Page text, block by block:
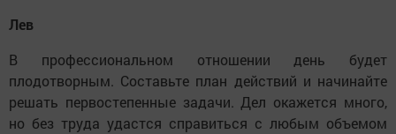
Лев
В профессиональном отношении день будет
плодотворным. Составьте план действий и начинайте
решать первостепенные задачи. Дел окажется много,
но без труда удастся справиться с любым объемом